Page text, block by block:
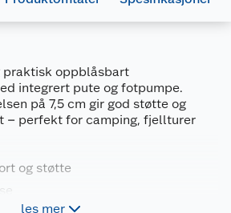
praktisk oppblåsbart
integrert pute og fotpumpe.
på 7,5 cm gir god støtte og
– perfekt for camping, fjellturer
og støtte
les mer
7070784192959